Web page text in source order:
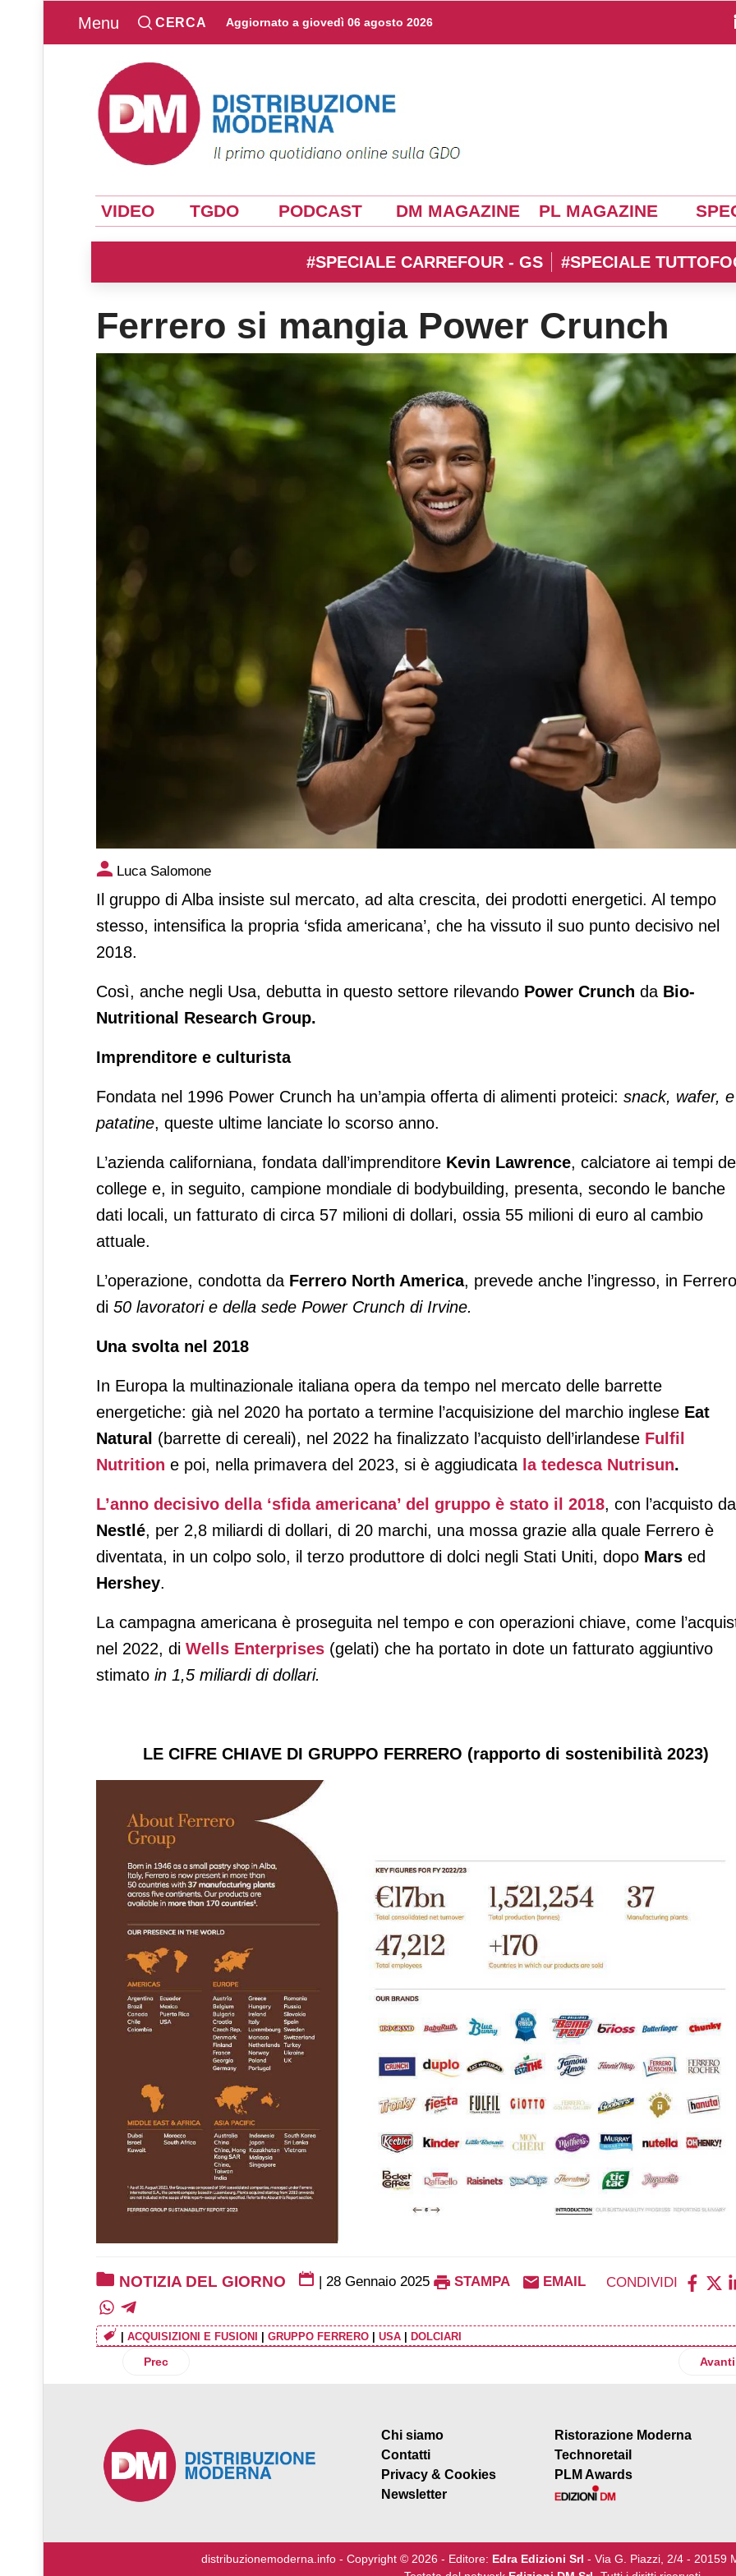
Menu CERCA Aggiornato a giovedì 06 agosto 2026
VIDEO TGDO PODCAST DM MAGAZINE PL MAGAZINE
#SPECIALE CARREFOUR - GS #SPECIALE
Ferrero si mangia Power Crunch
Ferrero si mangia Power Crunch
Luca Salomone
Il gruppo di Alba insiste sul mercato, ad alta crescita, dei prodotti energetici. Al tempo
stesso, intensifica la propria ‘sfida americana’, che ha vissuto il suo punto decisivo nel
2018.
Così, anche negli Usa, debutta in questo settore rilevando Power Crunch da Bio-
Nutritional Research Group.
Imprenditore e culturista
Fondata nel 1996 Power Crunch ha un’ampia offerta di alimenti proteici: snack, wafer, e
patatine, queste ultime lanciate lo scorso anno.
L’azienda californiana, fondata dall’imprenditore Kevin Lawrence, calciatore ai tempi
college e, in seguito, campione mondiale di bodybuilding, presenta, secondo le banche
dati locali, un fatturato di circa 57 milioni di dollari, ossia 55 milioni di euro al cambio
attuale.
L’operazione, condotta da Ferrero North America, prevede anche l’ingresso, in
di 50 lavoratori e della sede Power Crunch di Irvine.
Una svolta nel 2018
In Europa la multinazionale italiana opera da tempo nel mercato delle barrette
energetiche: già nel 2020 ha portato a termine l’acquisizione del marchio inglese Eat
Natural (barrette di cereali), nel 2022 ha finalizzato l’acquisto dell’irlandese Fulfil
Nutrition e poi, nella primavera del 2023, si è aggiudicata la tedesca Nutrisun.
L’anno decisivo della ‘sfida americana’ del gruppo è stato il 2018, con l’acquisto da
Nestlé, per 2,8 miliardi di dollari, di 20 marchi, una mossa grazie alla quale Ferrero è
diventata, in un colpo solo, il terzo produttore di dolci negli Stati Uniti, dopo Mars ed
Hershey.
La campagna americana è proseguita nel tempo e con operazioni chiave, come
nel 2022, di Wells Enterprises (gelati) che ha portato in dote un fatturato aggiuntivo
stimato in 1,5 miliardi di dollari.
LE CIFRE CHIAVE DI GRUPPO FERRERO (rapporto di sostenibilità 2023)
NOTIZIA DEL GIORNO 28 Gennaio 2025 STAMPA EMAIL CONDIVIDI
ACQUISIZIONI E FUSIONI GRUPPO FERRERO USA DOLCIARI
Articolo precedente: Italpizza inaugura la fabbrica francese
Prec Avanti
Chi siamo
Contatti
Privacy & Cookies
Newsletter
Ristorazione Moderna
Technoretail
PLM Awards
distribuzionemoderna.info - Copyright © 2026 - Editore: Edra Edizioni Srl - Via G. Piazzi, 2/4 - 20159